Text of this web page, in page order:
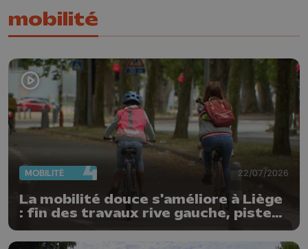
mobilité
MOBILITÉ 22/07/2026
La mobilité douce s'améliore à Liège
: fin des travaux rive gauche, pistes
cyclo-piétonnes Avroy et
Guillemins...